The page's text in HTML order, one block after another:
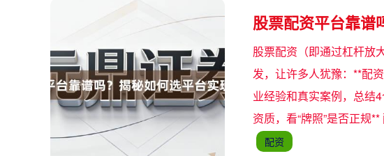
股票配资平台靠谱
股票配资（即通过杠杆放
发，让许多人犹豫：**配
业经验和真实案例，总结
资质，看“牌照”是否正规
配资